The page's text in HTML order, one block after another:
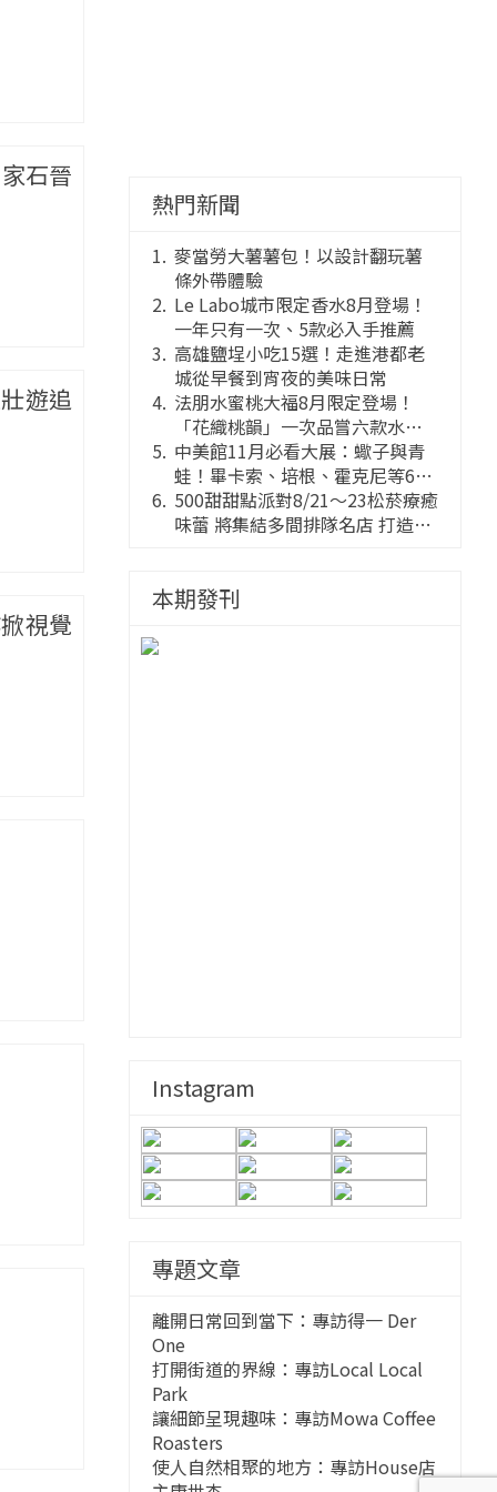
石晉
遊追
視覺
熱門新聞
麥當勞大薯薯包！以設計翻玩薯
條外帶體驗
Le Labo城市限定香水8月登場！
一年只有一次、5款必入手推薦
高雄鹽埕小吃15選！走進港都老
城從早餐到宵夜的美味日常
法朋水蜜桃大福8月限定登場！
「花織桃韻」一次品嘗六款水蜜
桃花果大福
中美館11月必看大展：蠍子與青
蛙！畢卡索、培根、霍克尼等66
件國巨典藏亮相
500甜甜點派對8/21～23松菸療癒
味蕾 將集結多間排隊名店 打造靈
本期發刊
Instagram
專題文章
離開日常回到當下：專訪得一 Der
One
打開街道的界線：專訪Local Local
Park
讓細節呈現趣味：專訪Mowa Coffee
Roasters
使人自然相聚的地方：專訪House店